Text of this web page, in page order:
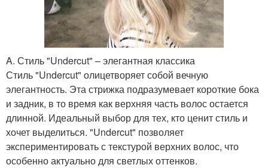
A. Стиль "Undercut" – элегантная классика
Стиль "Undercut" олицетворяет собой вечную
элегантность. Эта стрижка подразумевает короткие бока
и задник, в то время как верхняя часть волос остается
длинной. Идеальный выбор для тех, кто ценит стиль и
хочет выделиться. "Undercut" позволяет
экспериментировать с текстурой верхних волос, что
особенно актуально для светлых оттенков.